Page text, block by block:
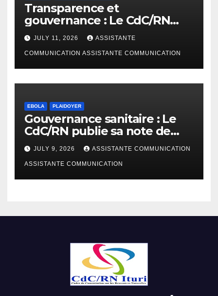
Transparence et
gouvernance : Le CdC/RN
présente l’étude
d’AfreWatch sur les
disparités de rémunération
des institutions en RDC
JULY 11, 2026 ASSISTANTE
COMMUNICATION ASSISTANTE COMMUNICATION
EBOLA PLAIDOYER
Gouvernance sanitaire : Le
CdC/RN publie sa note de
plaidoyer sur la riposte Ebola
Bundibugyo
JULY 9, 2026 ASSISTANTE COMMUNICATION
ASSISTANTE COMMUNICATION